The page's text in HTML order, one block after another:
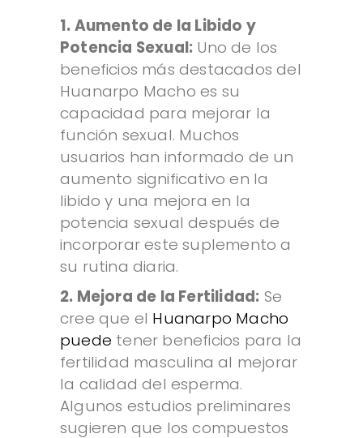
1. Aumento de la Libido y
Potencia Sexual: Uno de los
beneficios más destacados del
Huanarpo Macho es su
capacidad para mejorar la
función sexual. Muchos
usuarios han informado de un
aumento significativo en la
libido y una mejora en la
potencia sexual después de
incorporar este suplemento a
su rutina diaria.
2. Mejora de la Fertilidad: Se
cree que el Huanarpo Macho
puede tener beneficios para la
fertilidad masculina al mejorar
la calidad del esperma.
Algunos estudios preliminares
sugieren que los compuestos